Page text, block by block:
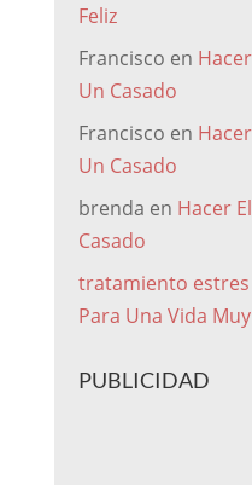
Feliz
Francisco en
Un Casado
Francisco en
Un Casado
brenda en Hacer
Casado
tratamiento estres
Para Una Vida
PUBLICIDAD